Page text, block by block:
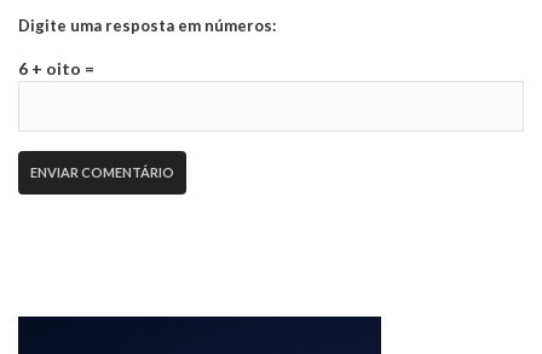
Digite uma resposta em números:
6 + oito =